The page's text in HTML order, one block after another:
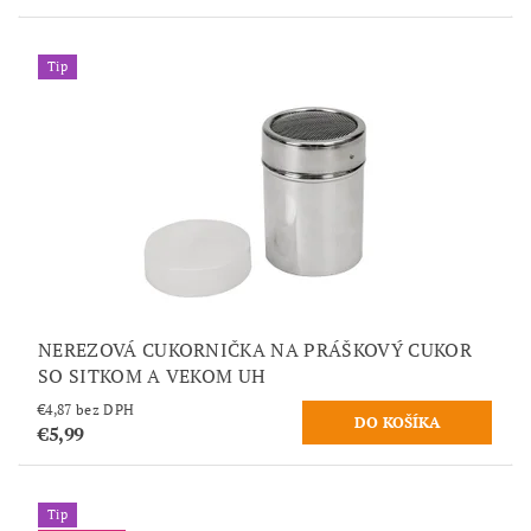
Tip
NEREZOVÁ CUKORNIČKA NA PRÁŠKOVÝ CUKOR
SO SITKOM A VEKOM UH
€4,87 bez DPH
€5,99
Tip